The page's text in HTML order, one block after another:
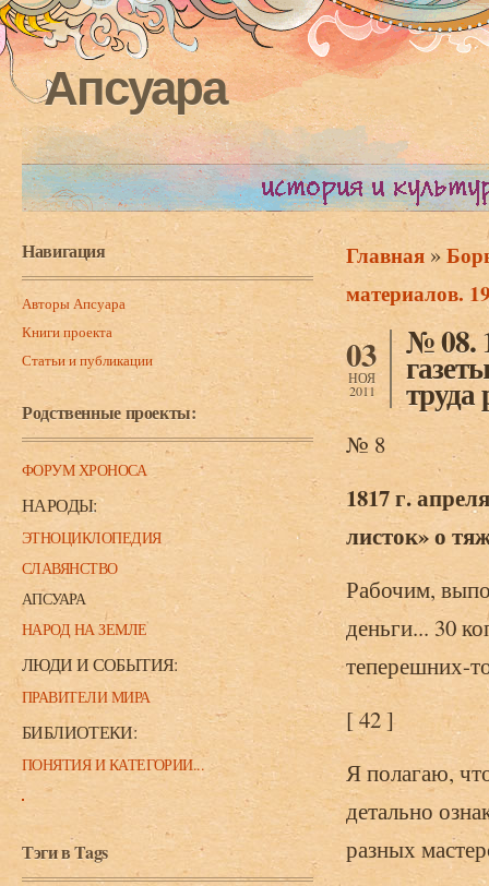
Апсуара
Навигация
Авторы Апсуара
Книги проекта
Статьи и публикации
Родственные проекты:
ФОРУМ ХРОНОСА
НАРОДЫ:
ЭТНОЦИКЛОПЕДИЯ
СЛАВЯНСТВО
АПСУАРА
НАРОД НА ЗЕМЛЕ
ЛЮДИ И СОБЫТИЯ:
ПРАВИТЕЛИ МИРА
БИБЛИОТЕКИ:
ПОНЯТИЯ И КАТЕГОРИИ...
Тэги в Tags
Вы здесь
Главная »
материалов.
03
НОЯ
2011
№ 08.
труда
№ 8
1817 г.
листок» о
Рабочим,
деньги... 30
теперешних-
[ 42 ]
Я полагаю,
детально
разных